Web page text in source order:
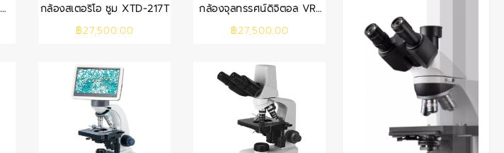
กล้องสเตอริโอ ซูม XTD-217T
฿27,500.00
กล้องจุลทรรศน์ดิจิตอล VR-
152D
฿27,500.00